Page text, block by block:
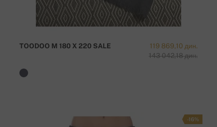
119 869,10 дин.
143 042,18 дин.
TOODOO M 180 X 220 SALE
-16%